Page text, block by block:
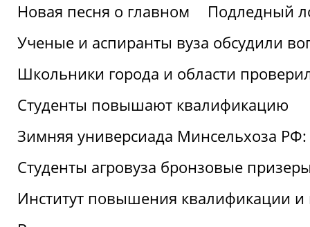
Новая песня о главном
Подледный
Ученые и аспиранты вуза обсудили
Школьники города и области
Студенты повышают квалификацию
Зимняя универсиада Минсельхоза
Студенты агровуза бронзовые
Институт повышения квалификации и